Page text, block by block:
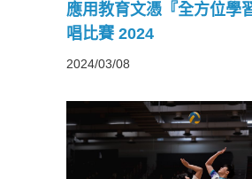
應用教育文憑『全方位學
唱比賽 2024
2024/03/08